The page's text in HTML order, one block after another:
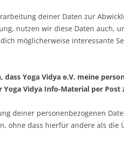
deiner Daten zur
nutzen wir diese Daten auch,
möglicherweise interessante
dass Yoga Vidya e.V. meine
Vidya Info-Material per Post
deiner personenbezogenen
ohne dass hierfür andere als die